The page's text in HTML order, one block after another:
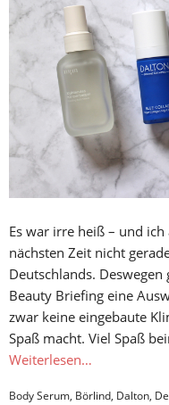
Es war irre heiß – und
nächsten Zeit nicht
Deutschlands.
Beauty Briefing eine
zwar keine eingebaute
Spaß macht. Viel Spaß
Weiterlesen…
Body Serum, Börlind, Dalton,